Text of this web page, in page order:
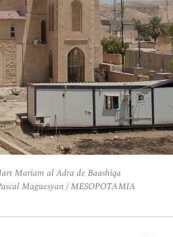
Mariam al Adra de Baashiqa
Maguesyan / MESOPOTAMIA